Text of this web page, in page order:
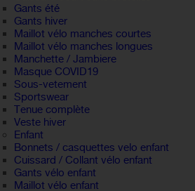
Gants été
Gants hiver
Maillot vélo manches courtes
Maillot vélo manches longues
Manchette / Jambiere
Masque COVID19
Sous-vetement
Sportswear
Tenue complète
Veste hiver
Enfant
Bonnets / casquettes velo enfant
Cuissard / Collant vélo enfant
Gants vélo enfant
Maillot vélo enfant